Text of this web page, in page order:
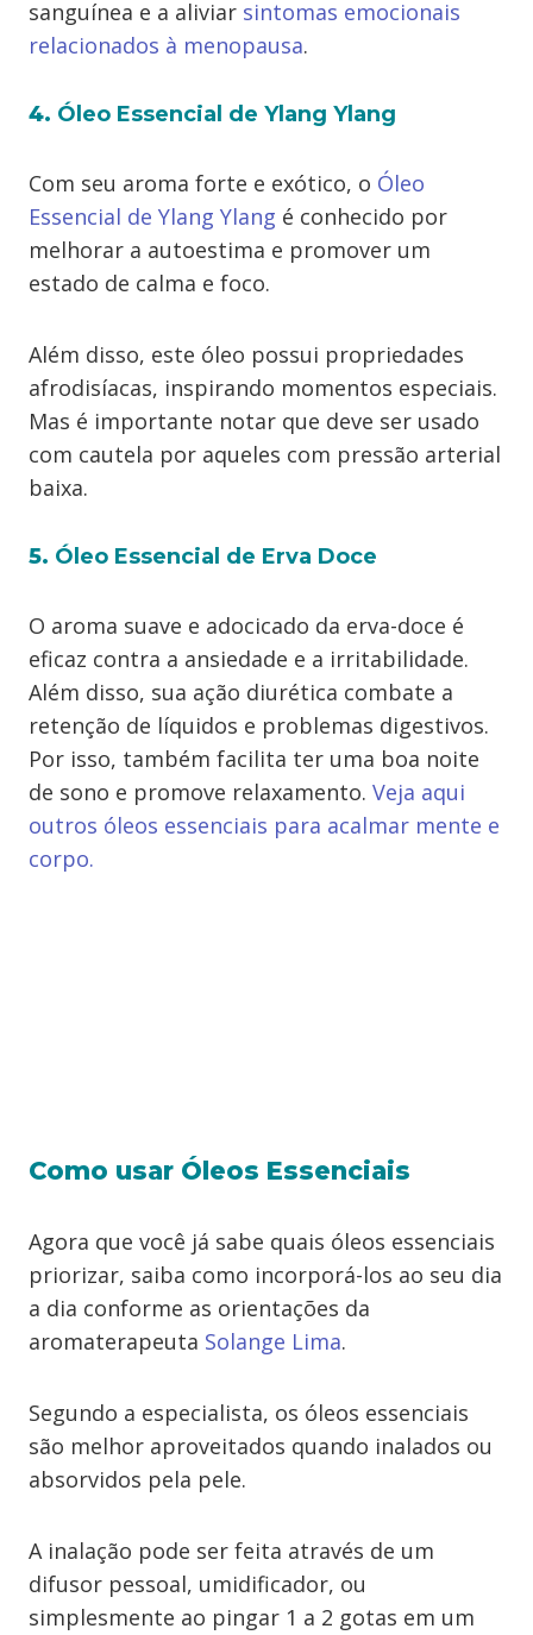
sanguínea e a aliviar sintomas emocionais
relacionados à menopausa.
4. Óleo Essencial de Ylang Ylang
Com seu aroma forte e exótico, o Óleo
Essencial de Ylang Ylang é conhecido por
melhorar a autoestima e promover um
estado de calma e foco.
Além disso, este óleo possui propriedades
afrodisíacas, inspirando momentos especiais.
Mas é importante notar que deve ser usado
com cautela por aqueles com pressão arterial
baixa.
5. Óleo Essencial de Erva Doce
O aroma suave e adocicado da erva-doce é
eficaz contra a ansiedade e a irritabilidade.
Além disso, sua ação diurética combate a
retenção de líquidos e problemas digestivos.
Por isso, também facilita ter uma boa noite
de sono e promove relaxamento. Veja aqui
outros óleos essenciais para acalmar mente e
corpo.
Como usar Óleos Essenciais
Agora que você já sabe quais óleos essenciais
priorizar, saiba como incorporá-los ao seu dia
a dia conforme as orientações da
aromaterapeuta Solange Lima.
Segundo a especialista, os óleos essenciais
são melhor aproveitados quando inalados ou
absorvidos pela pele.
A inalação pode ser feita através de um
difusor pessoal, umidificador, ou
simplesmente ao pingar 1 a 2 gotas em um